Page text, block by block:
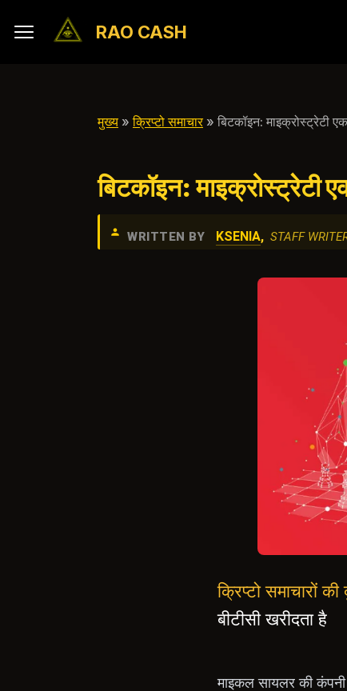
RAO CASH
मुख्य »क्रिप्टो समाचार» बिटकॉइन: माइक्रोस्ट्रेटी
बिटकॉइन: माइक्रोस्ट्रेटी
WRITTEN BY KSENIA, STAFF
क्रिप्टो समाचारों
बीटीसी खरीदता है
माइकल सायलर की